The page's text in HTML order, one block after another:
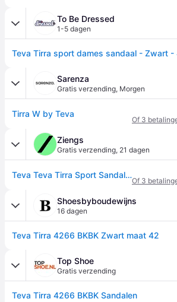
To Be Dressed
1-5 dagen
Teva Tirra sport dames sandaal - Zwart -
Sarenza
Gratis verzending, Morgen
Tirra W by Teva
Of 3
Ziengs
Gratis verzending, 21 dagen
Teva Teva Tirra Sport Sandalen zwart Textiel - Zwart - 41
Of 3
Shoesbyboudewijns
16 dagen
Teva Tirra 4266 BKBK Zwart maat 42
Top Shoe
Gratis verzending
Teva Tirra 4266 BKBK Sandalen